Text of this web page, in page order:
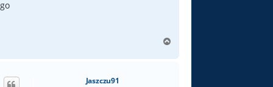
g
Jaszczu91